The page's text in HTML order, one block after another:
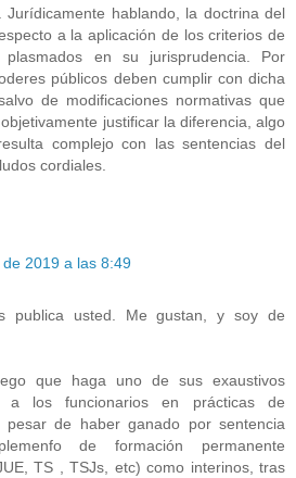
Jurídicamente hablando, la doctrina del
a la aplicación de los criterios de
plasmados en su jurisprudencia. Por
públicos deben cumplir con dicha
de modificaciones normativas que
justificar la diferencia, algo
complejo con las sentencias del
cordiales.
2019 a las 8:49
publica usted. Me gustan, y soy de
que haga uno de sus exaustivos
a los funcionarios en prácticas de
de haber ganado por sentencia
de formación permanente
TS , TSJs, etc) como interinos, tras